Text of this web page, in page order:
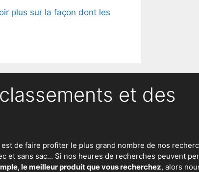
plus sur la façon dont les
et des
de faire profiter le plus grand nombre de nos
et sans sac… Si nos heures de recherches peuvent
le meilleur produit que vous recherchez, alors